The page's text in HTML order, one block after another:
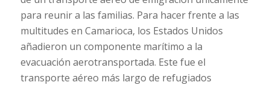
para reunir a las familias. Para hacer frente a las
multitudes en Camarioca, los Estados Unidos
añadieron un componente marítimo a la
evacuación aerotransportada. Este fue el
transporte aéreo más largo de refugiados